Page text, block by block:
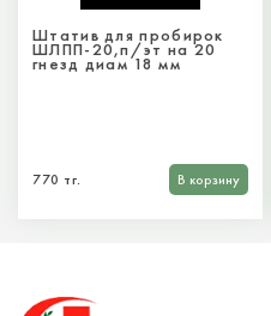
Штатив для пробирок
ШЛПП-20,п/эт на 20
гнезд диам 18 мм
770 тг. В корзину